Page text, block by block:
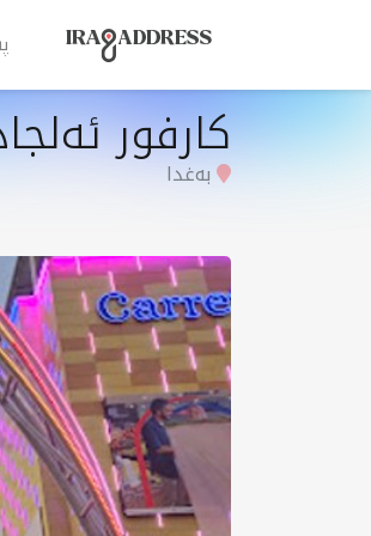
كارفور
بەغدا